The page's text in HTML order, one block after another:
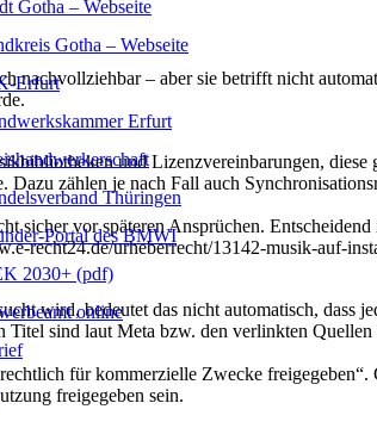
Gotha – Webseite
Gotha – Webseite
Erfurt
Erfurt
Thüringen
Portal des BMWI
2030+ (pdf)
online
– aber sie betrifft nicht
und Lizenzvereinbarungen,
zählen je nach Fall auch
sicher vor späteren Ansprüchen.
recht24.de/urheberrecht/13142-musik-auf-
wird, bedeutet das nicht automatisch,
sind laut Meta bzw. den verlinkten
für kommerzielle Zwecke
freigegeben sein.